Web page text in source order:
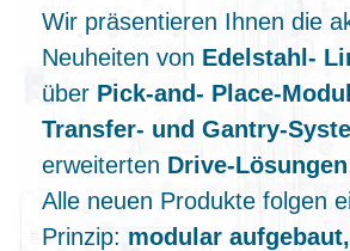
Wir präsentieren Ihnen die
Neuheiten von Edelstahl‑
über Pick‑and‑
Transfer‑ und
erweiterten Drive‑Lösungen
Alle neuen Produkte folgen
Prinzip: modular